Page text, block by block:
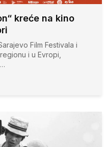
kreće na kino
Film Festivala i
i u Evropi,